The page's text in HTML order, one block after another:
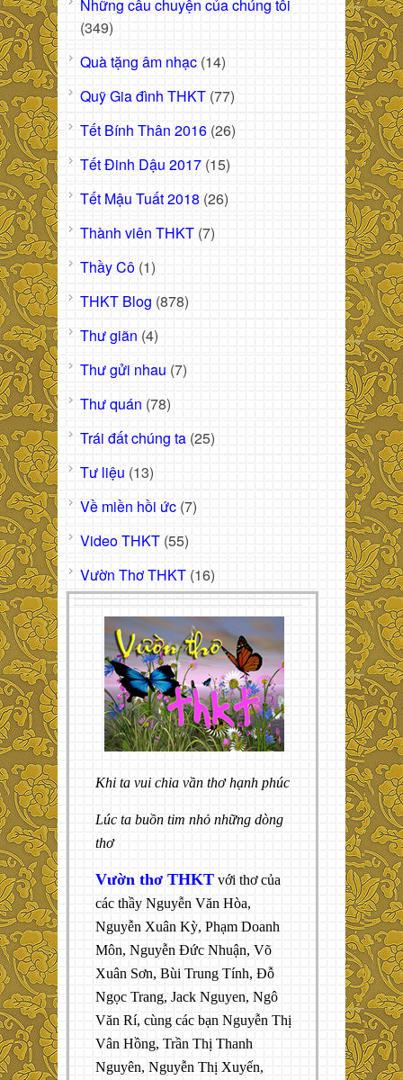
Những câu chuyện của chúng tôi
(349)
Quà tặng âm nhạc (14)
Quỹ Gia đình THKT (77)
Tết Bính Thân 2016 (26)
Tết Đinh Dậu 2017 (15)
Tết Mậu Tuất 2018 (26)
Thành viên THKT (7)
Thầy Cô (1)
THKT Blog (878)
Thư giãn (4)
Thư gửi nhau (7)
Thư quán (78)
Trái đất chúng ta (25)
Tư liệu (13)
Về miền hồi ức (7)
Video THKT (55)
Vườn Thơ THKT (16)
Khi ta vui chia vần thơ hạnh phúc
Lúc ta buồn tim nhỏ những dòng
thơ
Vườn thơ THKT với thơ của
các thầy Nguyễn Văn Hòa,
Nguyễn Xuân Kỳ, Phạm Doanh
Môn, Nguyễn Đức Nhuận, Võ
Xuân Sơn, Bùi Trung Tính, Đỗ
Ngọc Trang, Jack Nguyen, Ngô
Văn Rí, cùng các bạn Nguyễn Thị
Vân Hồng, Trần Thị Thanh
Nguyên, Nguyễn Thị Xuyến,